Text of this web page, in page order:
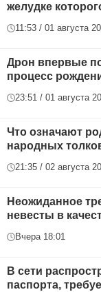
желудке
11:53 / 01 августа
Дрон впервые
процесс
23:51 / 01 августа
Что означают
народных
21:35 / 02 августа
Неожиданное
невесты в
Вчера 18:01
В сети
паспорта,